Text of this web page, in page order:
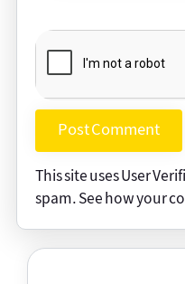
This site uses User
spam.See how your